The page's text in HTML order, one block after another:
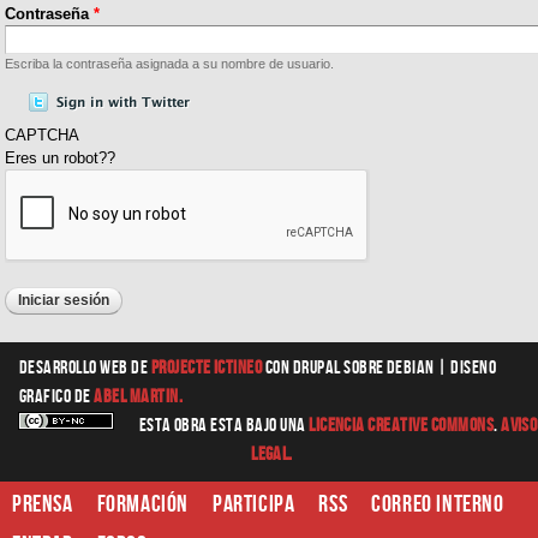
Contraseña*
Escriba la contraseña asignada a su nombre de usuario.
CAPTCHA
Eres un robot??
Desarrollo web de Projecte Ictineocon Drupal sobre Debian |diseno
graficodeAbel Martin.
Esta obra esta bajo una Licencia Creative Commons.Aviso
Legal.
Prensa Formación Participa RSS
Correo interno